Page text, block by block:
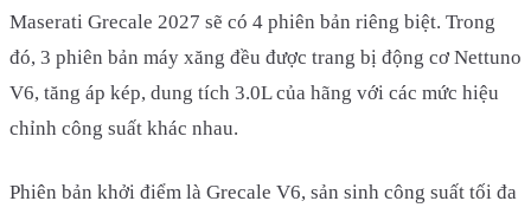
Maserati Grecale 2027 sẽ có 4 phiên bản riêng biệt. Trong
đó, 3 phiên bản máy xăng đều được trang bị động cơ Nettuno
V6, tăng áp kép, dung tích 3.0L của hãng với các mức hiệu
chỉnh công suất khác nhau.
Phiên bản khởi điểm là Grecale V6, sản sinh công suất tối đa